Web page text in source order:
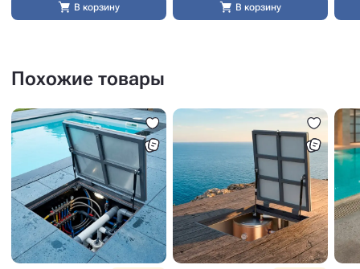
В корзину В корзину
Похожие товары